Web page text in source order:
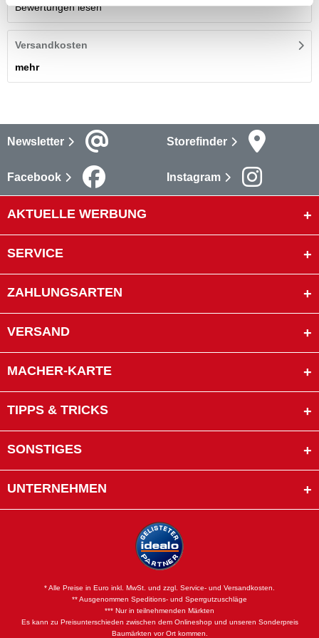
Bewertungen lesen
Versandkosten
mehr
Newsletter Storefinder
Facebook Instagram
AKTUELLE WERBUNG
SERVICE
ZAHLUNGSARTEN
VERSAND
MACHER-KARTE
TIPPS & TRICKS
SONSTIGES
UNTERNEHMEN
* Alle Preise in Euro inkl. MwSt. und zzgl. Service- und Versandkosten.
** Ausgenommen Speditions- und Sperrgutzuschläge
*** Nur in teilnehmenden Märkten
Es kann zu Preisunterschieden zwischen dem Onlineshop und unseren Sonderpreis
Baumärkten vor Ort kommen.